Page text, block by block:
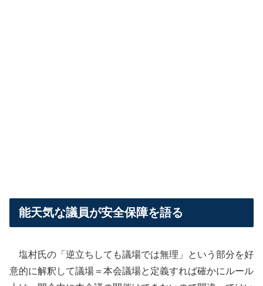
能天気な議員が安全保障を語る
塩村氏の「逆立ちしても議場では無理」という部分を好
意的に解釈して議場＝本会議場と定義すれば確かにルール